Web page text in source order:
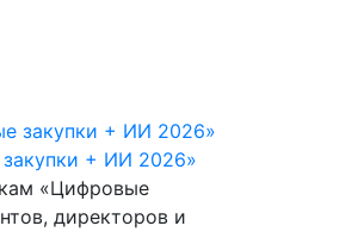
+ ИИ 2026»
«Цифровые
директоров и